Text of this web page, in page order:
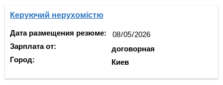
Керуючий нерухомістю
Дата размещения резюме:
Зарплата от:
Город:
договорная
Киев